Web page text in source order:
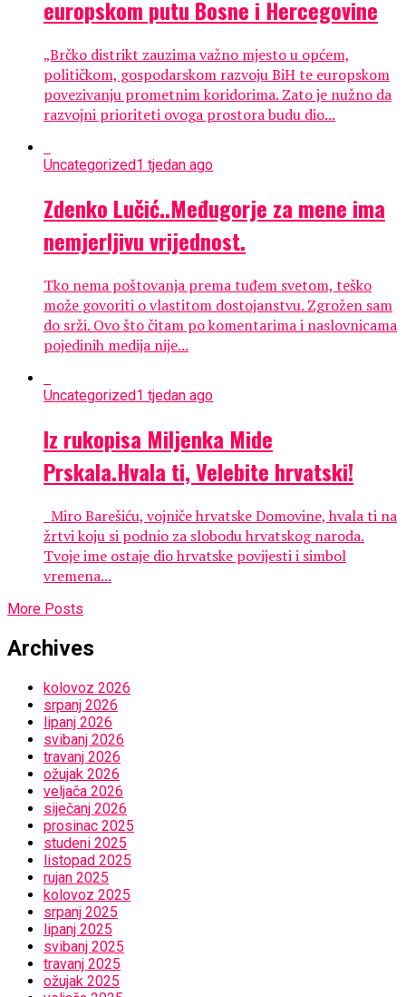
europskom putu Bosne i Hercegovine
„Brčko distrikt zauzima važno mjesto u općem,
političkom, gospodarskom razvoju BiH te europskom
povezivanju prometnim koridorima. Zato je nužno da
razvojni prioriteti ovoga prostora budu dio...
Uncategorized1 tjedan ago
Zdenko Lučić..Međugorje za mene ima
nemjerljivu vrijednost.
Tko nema poštovanja prema tuđem svetom, teško
može govoriti o vlastitom dostojanstvu. Zgrožen sam
do srži. Ovo što čitam po komentarima i naslovnicama
pojedinih medija nije...
Uncategorized1 tjedan ago
Iz rukopisa Miljenka Mide
Prskala.Hvala ti, Velebite hrvatski!
Miro Barešiću, vojniče hrvatske Domovine, hvala ti na
žrtvi koju si podnio za slobodu hrvatskog naroda.
Tvoje ime ostaje dio hrvatske povijesti i simbol
vremena...
More Posts
Archives
kolovoz 2026
srpanj 2026
lipanj 2026
svibanj 2026
travanj 2026
ožujak 2026
veljača 2026
siječanj 2026
prosinac 2025
studeni 2025
listopad 2025
rujan 2025
kolovoz 2025
srpanj 2025
lipanj 2025
svibanj 2025
travanj 2025
ožujak 2025